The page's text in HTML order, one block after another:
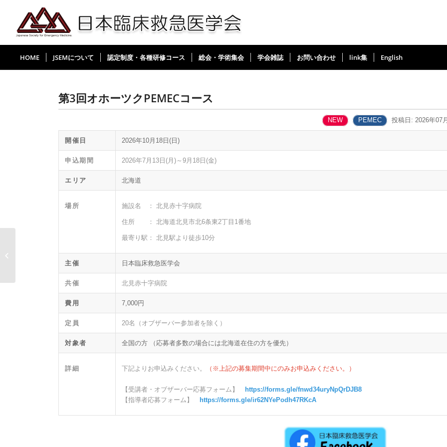
HOME JSEMについて 認定制度・各種研修コース 総会・学術集会 学会雑誌 お問い合わせ link集 English
第3回オホーツクPEMECコース
NEW PEMEC 投稿日: 2026年07
開催日 2026年10月18日(日)
申込期間 2026年7月13日(月)～9月18日(金)
エリア 北海道
場所 施設名 ： 北見赤十字病院
住所 ： 北海道北見市北6条東2丁目1番地
最寄り駅： 北見駅より徒歩10分
主催 日本臨床救急医学会
共催 北見赤十字病院
費用 7,000円
定員 20名（オブザーバー参加者を除く）
対象者 全国の方 （応募者多数の場合には北海道在住の方を優先）
詳細 下記よりお申込みください。 （※上記の募集期間中にのみお申込みください。）
【受講者・オブザーバー応募フォーム】
https://forms.gle/fnwd34uryNpQrDJB8
【指導者応募フォーム】
https://forms.gle/ir62NYePodh47RKcA
第11回秋田PEMECコース